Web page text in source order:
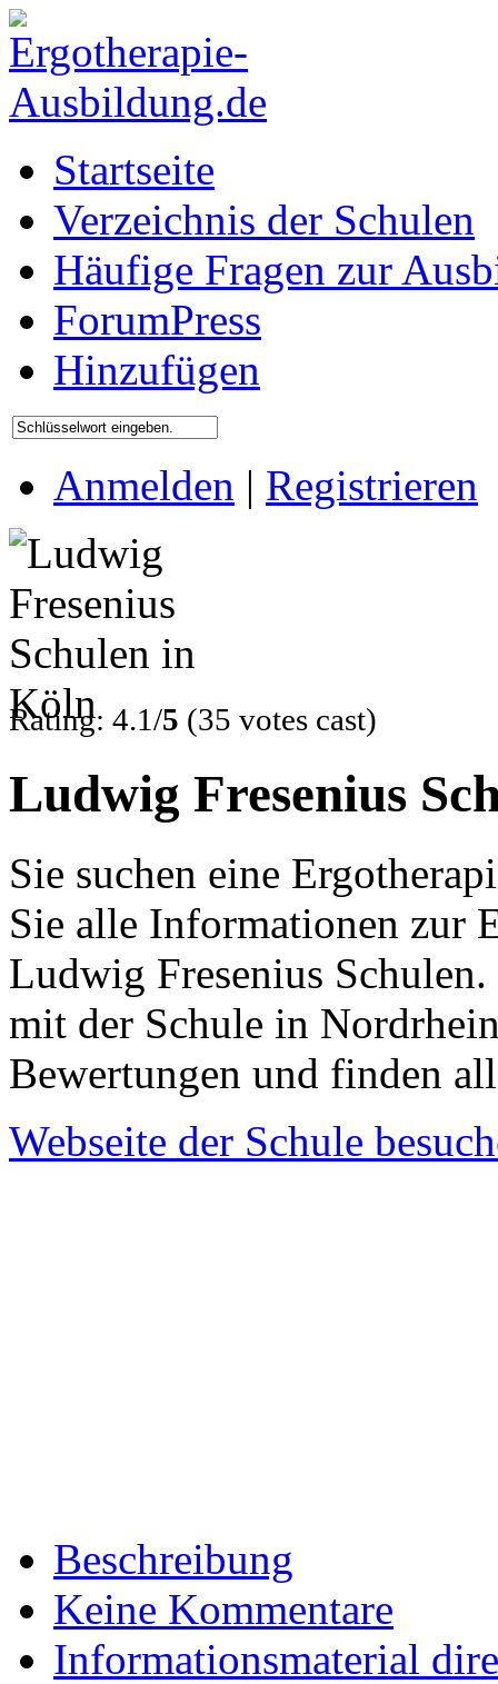
Startseite
Verzeichnis der Schulen
Häufige Fragen zur
ForumPress
Hinzufügen
Anmelden | Registrieren
Rating: 4.1/5 (35 votes cast)
Ludwig Fresenius
Sie suchen eine
Sie alle Informationen zur
Ludwig Fresenius
mit der Schule in
Bewertungen und finden
Webseite der Schule
Beschreibung
Keine Kommentare
Informationsmaterial